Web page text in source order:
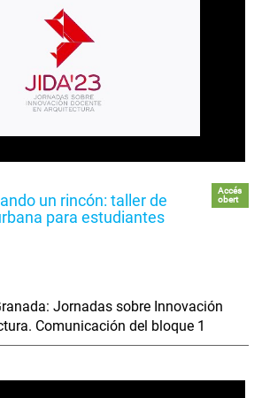
un rincón: taller de
para estudiantes
Accés
obert
Jornadas sobre Innovación
Comunicación del bloque 1